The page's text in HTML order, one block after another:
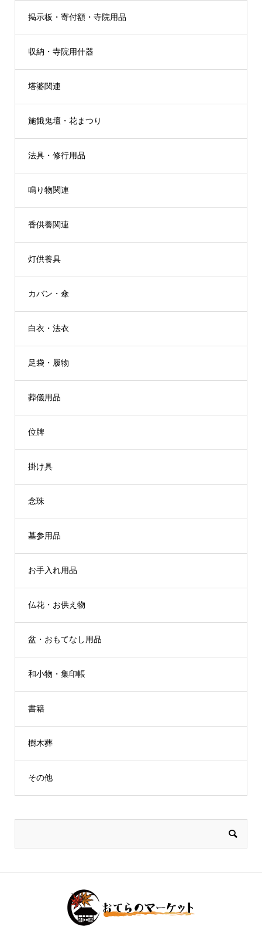
掲示板・寄付額・寺院用品
収納・寺院用什器
塔婆関連
施餓鬼壇・花まつり
法具・修行用品
鳴り物関連
香供養関連
灯供養具
カバン・傘
白衣・法衣
足袋・履物
葬儀用品
位牌
掛け具
念珠
墓参用品
お手入れ用品
仏花・お供え物
盆・おもてなし用品
和小物・集印帳
書籍
樹木葬
その他